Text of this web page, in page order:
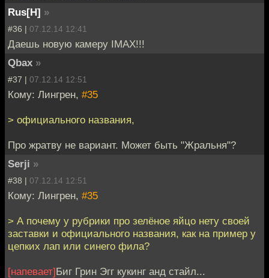
Rus[H] »
#36 | 07.12.14 12:41
Даешь новую камеру IMAX!!!
Qbax »
#37 | 07.12.14 12:51
Кому: Лингрен, #35
> официального названия,
Про жратву не вариант. Может быть "Жральня"?
Serji »
#38 | 07.12.14 12:51
Кому: Лингрен, #35
> А почему у рубрики про зелёное яйцо нету своей
заставки и официального названия, как на пример у
цепких лап или синего фила?
[напевает]Биг Грин Эгг кукинг анд стайл...